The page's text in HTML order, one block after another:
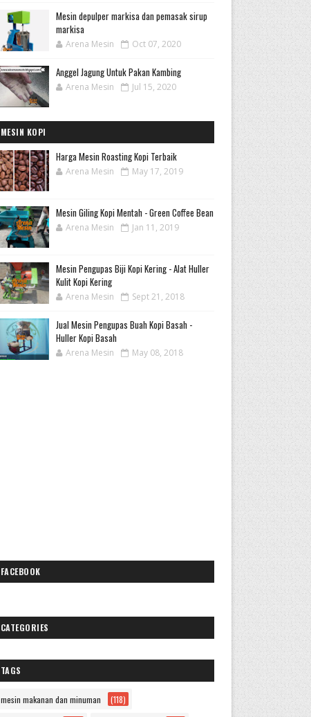
Mesin depulper markisa dan pemasak sirup
markisa
Arena Mesin Oct 07, 2020
Anggel Jagung Untuk Pakan Kambing
Arena Mesin Jul 15, 2020
MESIN KOPI
Harga Mesin Roasting Kopi Terbaik
Arena Mesin May 17, 2019
Mesin Giling Kopi Mentah - Green Coffee Bean
Arena Mesin Jan 11, 2019
Mesin Pengupas Biji Kopi Kering - Alat Huller
Kulit Kopi Kering
Arena Mesin Sept 21, 2018
Jual Mesin Pengupas Buah Kopi Basah -
Huller Kopi Basah
Arena Mesin May 08, 2018
FACEBOOK
CATEGORIES
TAGS
mesin makanan dan minuman (118)